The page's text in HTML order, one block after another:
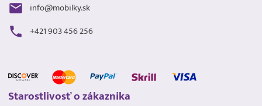
info@mobilky.sk
+421 903 456 256
Starostlivosť o zákaznika